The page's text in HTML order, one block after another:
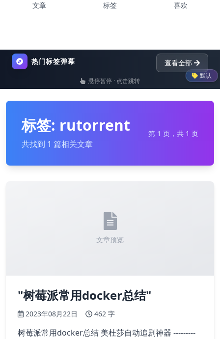
文章 标签 喜欢
热门标签弹幕 查看全部
默认
list nginx dictionary
悬停暂停 · 点击跳转
标签: rutorrent
共找到 1 篇相关文章
第 1 页，共 1 页
文章预览
"树莓派常用docker总结"
2023年08月22日 462 字
树莓派常用docker总结 美杜莎自动追剧神器 ---------